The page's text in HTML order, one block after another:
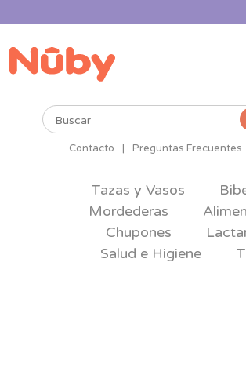
Buscar
Contacto Preguntas Frecuentes
Tazas y Vasos
Mordederas
Chupones
Salud e Higiene